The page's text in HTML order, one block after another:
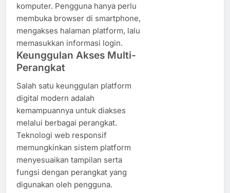
komputer. Pengguna hanya perlu
membuka browser di smartphone,
mengakses halaman platform, lalu
memasukkan informasi login.
Keunggulan Akses Multi-
Perangkat
Salah satu keunggulan platform
digital modern adalah
kemampuannya untuk diakses
melalui berbagai perangkat.
Teknologi web responsif
memungkinkan sistem platform
menyesuaikan tampilan serta
fungsi dengan perangkat yang
digunakan oleh pengguna.